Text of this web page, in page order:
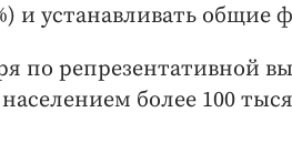
и устанавливать общие
по репрезентативной
населением более 100